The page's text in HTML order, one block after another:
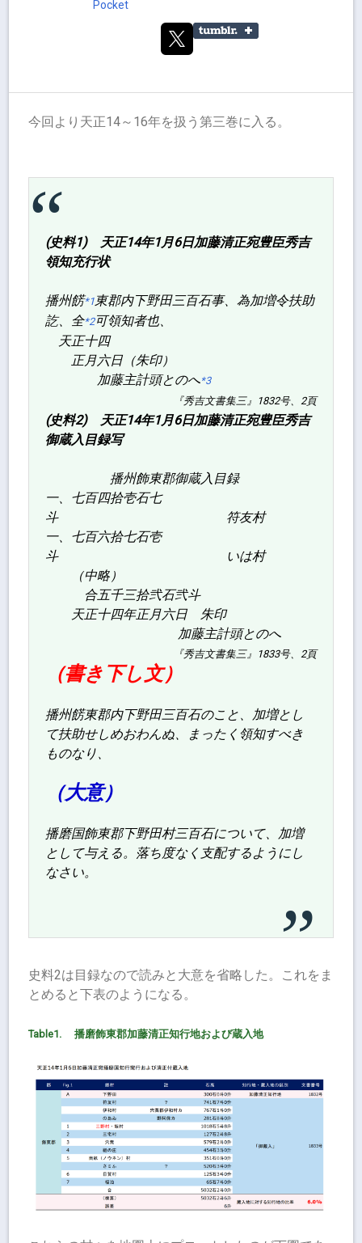
Pocket
今回より天正14～16年を扱う第三巻に入る。
(史料1) 天正14年1月6日加藤清正宛豊臣秀吉
領知充行状
播州餝*1東郡内下野田三百石事、為加増令扶助
訖、全*2可領知者也、
天正十四
正月六日（朱印）
加藤主計頭とのへ*3
『秀吉文書集三』1832号、2頁
(史料2) 天正14年1月6日加藤清正宛豊臣秀吉
御蔵入目録写
播州飾東郡御蔵入目録
一、七百四拾壱石七
斗 符友村
一、七百六拾七石壱
斗 いは村
（中略）
合五千三拾弐石弐斗
天正十四年正月六日 朱印
加藤主計頭とのへ
『秀吉文書集三』1833号、2頁
（書き下し文）
播州餝東郡内下野田三百石のこと、加増とし
て扶助せしめおわんぬ、まったく領知すべき
ものなり、
（大意）
播磨国飾東郡下野田村三百石について、加増
として与える。落ち度なく支配するようにし
なさい。
史料2は目録なので読みと大意を省略した。これをま
とめると下表のようになる。
Table1. 播磨飾東郡加藤清正知行地および蔵入地